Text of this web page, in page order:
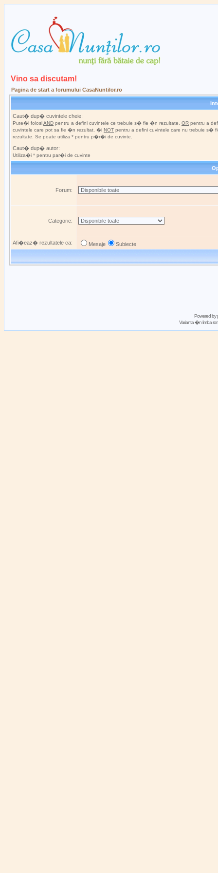
Vino sa discutam!
Pagina de start a forumului CasaNuntilor.ro
Caut� dup� cuvintele cheie:
Pute�i folosiAND pentru a defini cuvintele ce trebuie s� fie �n rezultate, OR pentru a
cuvintele care pot sa fie �n rezultat, �i NOT pentru a defini cuvintele care nu trebuie s�
rezultate. Se poate utiliza * pentru p�r�i de cuvinte.
Caut� dup� autor:
Utiliza�i * pentru par�i de cuvinte
Forum:
Categorie:
Afi�eaz� rezultatele ca: Mesaje Subiecte
Powered by
Varianta �n limba